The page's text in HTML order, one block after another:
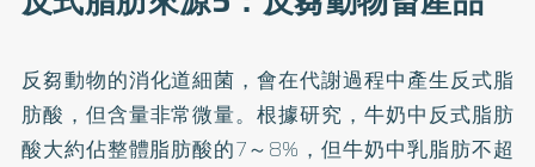
反芻動物的消化道細菌，會在代謝過程中產生反式脂
肪酸，但含量非常微量。根據研究，牛奶中反式脂肪
酸大約佔整體脂肪酸的7～8%，但牛奶中乳脂肪不超